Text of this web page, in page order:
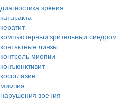
диагностика зрения
катаракта
кератит
компьютерный зрительный синдром
контактные линзы
контроль миопии
конъюнктивит
косоглазие
миопия
нарушения зрения